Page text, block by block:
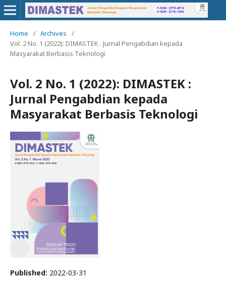
Home / Archives
/
Vol. 2 No. 1 (2022): DIMASTEK : Jurnal Pengabdian kepada
Masyarakat Berbasis Teknologi
Vol. 2 No. 1 (2022): DIMASTEK :
Jurnal Pengabdian kepada
Masyarakat Berbasis Teknologi
Published: 2022-03-31